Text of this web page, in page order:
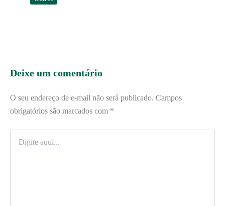
Deixe um comentário
O seu endereço de e-mail não será publicado. Campos
obrigatórios são marcados com *
aqui...